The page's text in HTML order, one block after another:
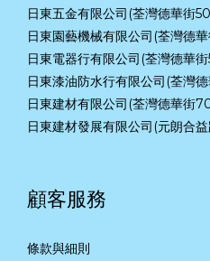
日東五金有限公司(荃灣德華街
日東園藝機械有限公司(荃灣德
日東電器行有限公司(荃灣德華
日東漆油防水行有限公司(荃灣
日東建材有限公司(荃灣德華街
日東建材發展有限公司(元朗合
顧客服務
條款與細則